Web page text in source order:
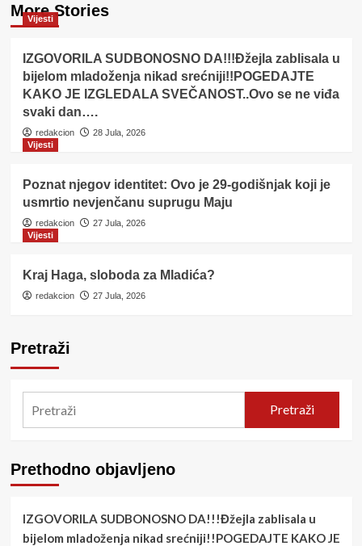
More Stories
Vijesti
IZGOVORILA SUDBONOSNO DA!!!Đžejla zablisala u
bijelom mladoženja nikad srećniji!!POGEDAJTE
KAKO JE IZGLEDALA SVEČANOST..Ovo se ne viđa
svaki dan….
redakcion
28 Jula, 2026
Vijesti
Poznat njegov identitet: Ovo je 29-godišnjak koji je
usmrtio nevjenčanu suprugu Maju
redakcion
27 Jula, 2026
Vijesti
Kraj Haga, sloboda za Mladića?
redakcion 27 Jula, 2026
Pretraži
Pretraži
Prethodno objavljeno
IZGOVORILA SUDBONOSNO DA!!!Đžejla zablisala u
bijelom mladoženja nikad srećniji!!POGEDAJTE KAKO JE